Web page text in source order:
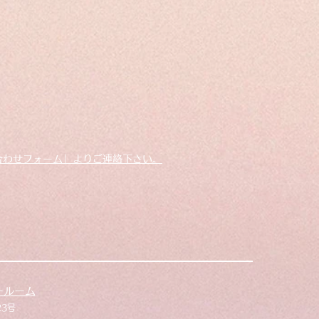
せフォーム」よりご連絡下さい。
ルーム
号